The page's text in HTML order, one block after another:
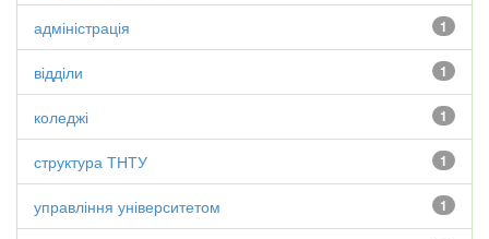
1
адміністрація
1
відділи
1
коледжі
1
структура ТНТУ
1
управління університетом